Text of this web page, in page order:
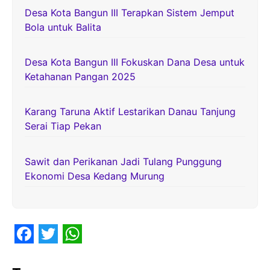
Desa Kota Bangun III Terapkan Sistem Jemput
Bola untuk Balita
Desa Kota Bangun III Fokuskan Dana Desa untuk
Ketahanan Pangan 2025
Karang Taruna Aktif Lestarikan Danau Tanjung
Serai Tiap Pekan
Sawit dan Perikanan Jadi Tulang Punggung
Ekonomi Desa Kedang Murung